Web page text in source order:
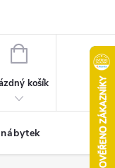
NÁKUPNÍ
košík